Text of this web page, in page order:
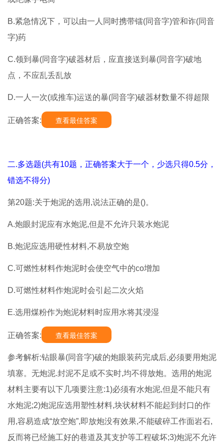
B.紧急情况下，可以由一人同时携带镭(同音字)管和诈(同音
字)药
C.领到暴(同音字)破器材后，应直接送到暴(同音字)破地
点，不应乱丢乱放
D.一人一次(或推车)运送的暴(同音字)破器材数量不得超限
正确答案: 查看最佳答案
二.多选题(共有10题，正确答案大于一个，少选只得0.5分，
错选不得分)
第20题:关于炮泥的选用,说法正确的是()。
A.炮眼封泥应有水炮泥,但是不允许只装水炮泥
B.炮泥应选用硬性材料,不易放空炮
C.可燃性材料作炮泥时会使空气中的co增加
D.可燃性材料作炮泥时会引起二次火焰
E.选用煤粉作为炮泥材料时应用水将其浸湿
正确答案: 查看最佳答案
参考解析:钻眼暴(同音字)破的炮眼装药完成后,必须要用炮泥
填塞。无炮泥.封泥不足或不实时,均不得放炮。选用的炮泥
材料主要有以下几项要注意:1)必须有水炮泥,但是不能只有
水炮泥;2)炮泥应选用塑性材料,块状材料不能起到封口的作
用,容易造成“放空炮”,即放炮没有效果,不能破碎工作面岩石,
反而将已经施工好的巷道及其支护等工程破坏;3)炮泥不允许